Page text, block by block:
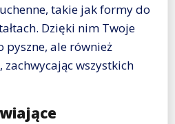
takie jak formy do
Dzięki nim Twoje
pyszne, ale również
wszystkich